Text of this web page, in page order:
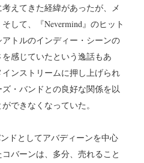
えてきた経緯があったが、メ
して、『Nevermind』のヒット
トルのインディー・シーンの
感じていたという逸話もあ
ンストリームに押し上げられ
・バンドとの良好な関係を以
できなくなっていた。
ドとしてアバディーンを中心
バーンは、多分、売れること